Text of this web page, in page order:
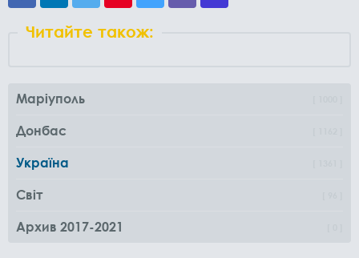
Читайте також:
Маріуполь
Донбас
Україна
Світ
Архив 2017-2021